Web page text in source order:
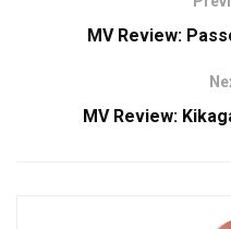
MV Review:
MV Review: